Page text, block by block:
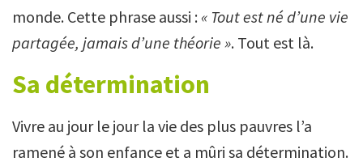
monde. Cette phrase aussi : « Tout est né d’une vie
partagée, jamais d’une théorie ». Tout est là.
Sa détermination
Vivre au jour le jour la vie des plus pauvres l’a
ramené à son enfance et a mûri sa détermination.